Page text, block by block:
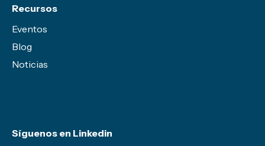
Recursos
Eventos
Blog
Noticias
Síguenos en Linkedin